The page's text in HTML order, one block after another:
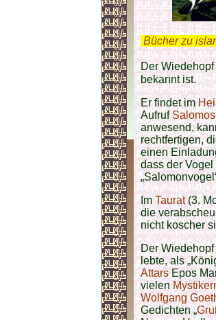
Bücher zu
Der
bekannt ist.
Er findet im
Aufruf
anwesend,
rechtfertigen,
einen
dass der
ImTaurat(3.
die
nicht koscher
Der Wiedehopf
lebte, als
AttarsEpos
vielen
Wolfgang
Gedichten „